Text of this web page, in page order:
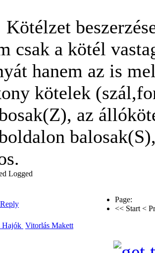
Kötélzet
csak a kötél
hanem az is
kötelek
az
Logged
Page:
<< Start <
Hajók Vitorlás Makett